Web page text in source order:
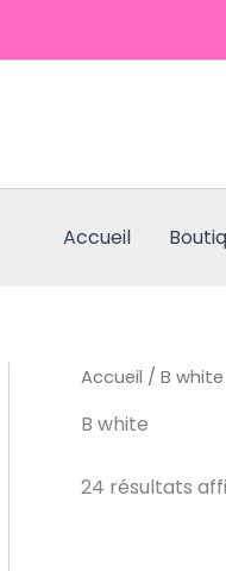
Accueil
Accueil / B white
B white
24 résultats